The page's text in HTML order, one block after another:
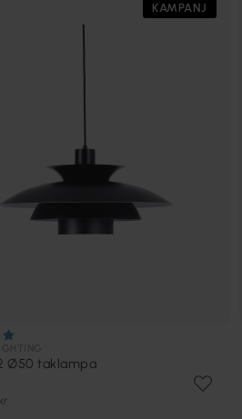
KAMPANJ
Ø50 taklampa